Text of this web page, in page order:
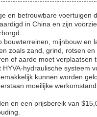
en betrouwbare voertuigen
in China en zijn
mijnbouw en
zoals zand, grind, rotsen en
of aarde moet verplaatsen
hydraulische systeem
kunnen worden
moeilijke
en een prijsbereik van